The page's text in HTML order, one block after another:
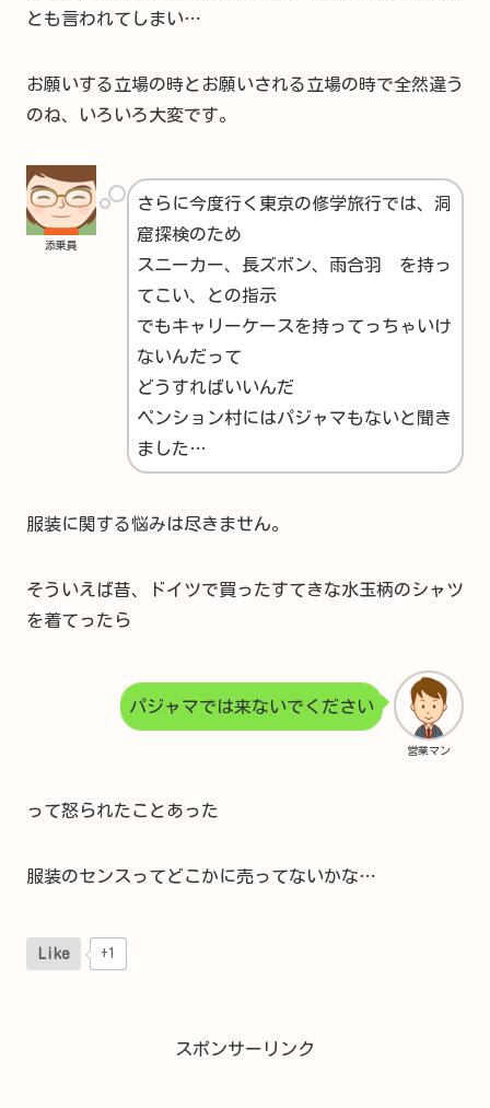
とも言われてしまい…
お願いする立場の時とお願いされる立場の時で全然違う
のね、いろいろ大変です。
添乗員
さらに今度行く東京の修学旅行では、洞
窟探検のため
スニーカー、長ズボン、雨合羽 を持っ
てこい、との指示
でもキャリーケースを持ってっちゃいけ
ないんだって
どうすればいいんだ
ペンション村にはパジャマもないと聞き
ました…
服装に関する悩みは尽きません。
そういえば昔、ドイツで買ったすてきな水玉柄のシャツ
を着てったら
営業マン
パジャマでは来ないでください
って怒られたことあった
服装のセンスってどこかに売ってないかな…
Like +1
スポンサーリンク